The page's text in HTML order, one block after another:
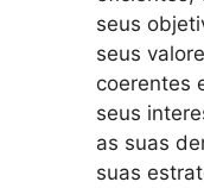
seus
seus
coerentes
seus
as suas
suas